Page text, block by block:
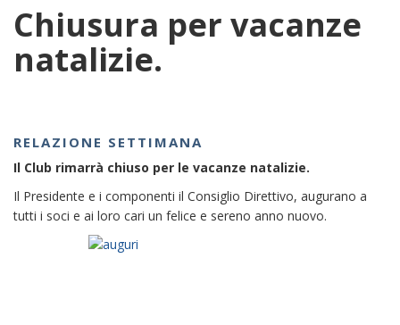
Chiusura per vacanze
natalizie.
RELAZIONE SETTIMANA
Il Club rimarrà chiuso per le vacanze natalizie.
Il Presidente e i componenti il Consiglio Direttivo, augurano a
tutti i soci e ai loro cari un felice e sereno anno nuovo.